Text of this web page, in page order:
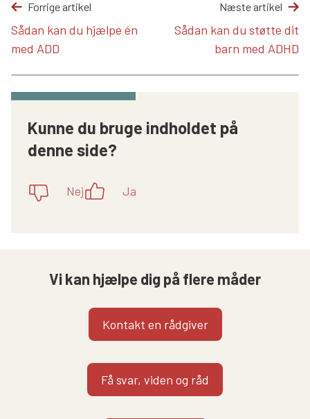
Forrige artikel
Sådan kan du hjælpe én
med ADD
Næste artikel
Sådan kan du støtte dit
barn med ADHD
Kunne du bruge indholdet på
denne side?
Nej Ja
Vi kan hjælpe dig på flere måder
Kontakt en rådgiver
Få svar, viden og råd